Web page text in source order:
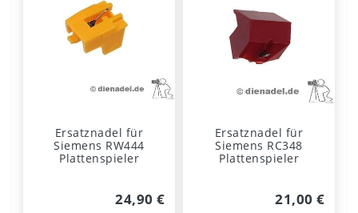
Ersatznadel für
Siemens RW444
Plattenspieler
24,90 €
Ersatznadel für
Siemens RC348
Plattenspieler
21,00 €